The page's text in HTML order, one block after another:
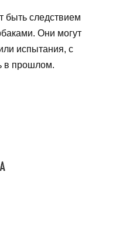
быть следствием
Они могут
испытания, с
в прошлом.